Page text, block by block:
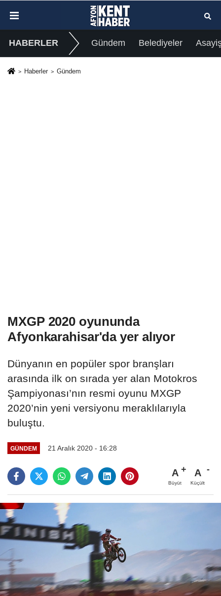
HABERLER Gündem Belediyeler
Haberler Gündem
MXGP 2020 oyununda
Afyonkarahisar'da yer alıyor
Dünyanın en popüler spor branşları
arasında ilk on sırada yer alan Motokros
Şampiyonası’nın resmi oyunu MXGP
2020’nin yeni versiyonu meraklılarıyla
buluştu.
GÜNDEM 21 Aralık 2020 - 16:28
A
Büyüt
A
Küçült